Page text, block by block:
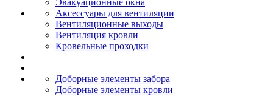
Эвакуационные окна
Аксессуары для вентиляции
Вентиляционные выходы
Вентиляция кровли
Кровельные проходки
Доборные элементы забора
Доборные элементы кровли